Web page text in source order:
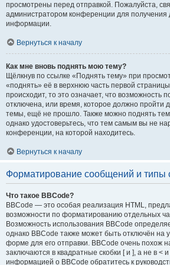
просмотрены перед отправкой. Пожалуйста,
администратором конференции для получения
информации.
Вернуться к началу
Как мне вновь поднять мою тему?
Щёлкнув по ссылке «Поднять тему» при
«поднять» её в верхнюю часть первой
происходит, то это означает, что возможность
отключена, или время, которое должно пройти
темы, ещё не прошло. Также можно поднять
однако удостоверьтесь, что тем самым вы не
конференции, на которой находитесь.
Вернуться к началу
Форматирование сообщений и типы
Что такое BBCode?
BBCode — это особая реализация HTML,
возможности по форматированию отдельных
Возможность использования BBCode
однако BBCode также может быть отключён на
форме для его отправки. BBCode очень похож
заключаются в квадратные скобки [ и ], а не в <
информацией о BBCode обратитесь к